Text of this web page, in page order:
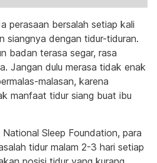
perasaan bersalah setiap kali
siangnya dengan tidur-tiduran.
badan terasa segar, rasa
Jangan dulu merasa tidak enak
malasan, karena
manfaat tidur siang buat ibu
Sleep Foundation, para
tidur malam 2-3 hari setiap